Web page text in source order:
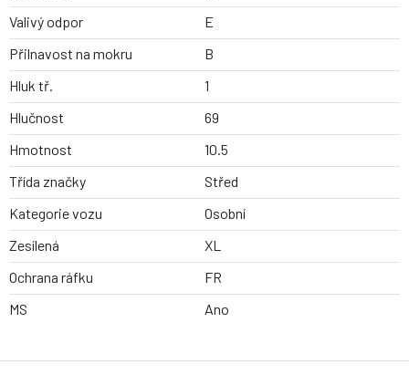
Valivý odpor
E
Přilnavost na mokru
B
Hluk tř.
1
Hlučnost
69
Hmotnost
10.5
Třída značky
Střed
Kategorie vozu
Osobní
Zesílená
XL
Ochrana ráfku
FR
MS
Ano